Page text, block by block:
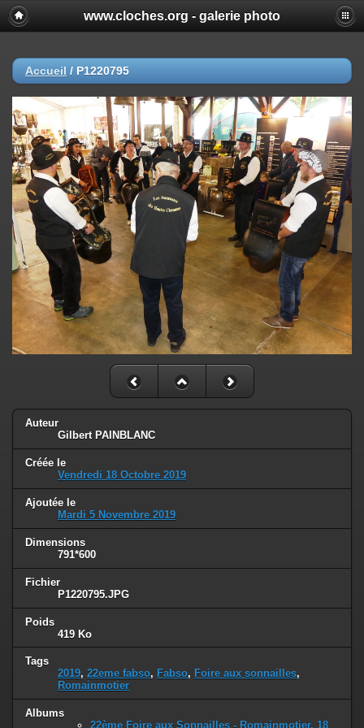
www.cloches.org - galerie photo
Accueil / P1220795
Auteur
Gilbert PAINBLANC
Créée le
Vendredi 18 Octobre 2019
Ajoutée le
Mardi 5 Novembre 2019
Dimensions
791*600
Fichier
P1220795.JPG
Poids
419 Ko
Tags
2019, 22eme fabso, Fabso, Foire aux sonnailles,
Romainmotier
Albums
22ème Foire aux Sonnailles - Romainmotier, 18